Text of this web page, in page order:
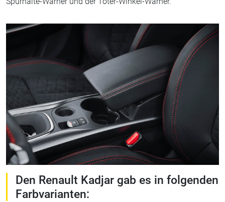
Den Renault Kadjar gab es in folgenden
Farbvarianten: